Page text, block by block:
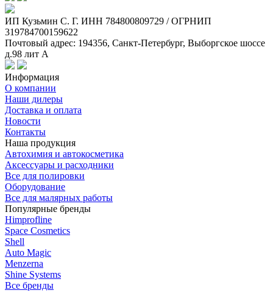
ИП Кузьмин C. Г. ИНН 784800809729 / ОГРНИП
319784700159622
Почтовый адрес: 194356, Санкт-Петербург, Выборгское шоссе
д.98 лит А
Информация
О компании
Наши дилеры
Доставка и оплата
Новости
Контакты
Наша продукция
Автохимия и автокосметика
Аксессуары и расходники
Все для полировки
Оборудование
Все для малярных работы
Популярные бренды
Himprofline
Space Cosmetics
Shell
Auto Magic
Menzerna
Shine Systems
Все бренды